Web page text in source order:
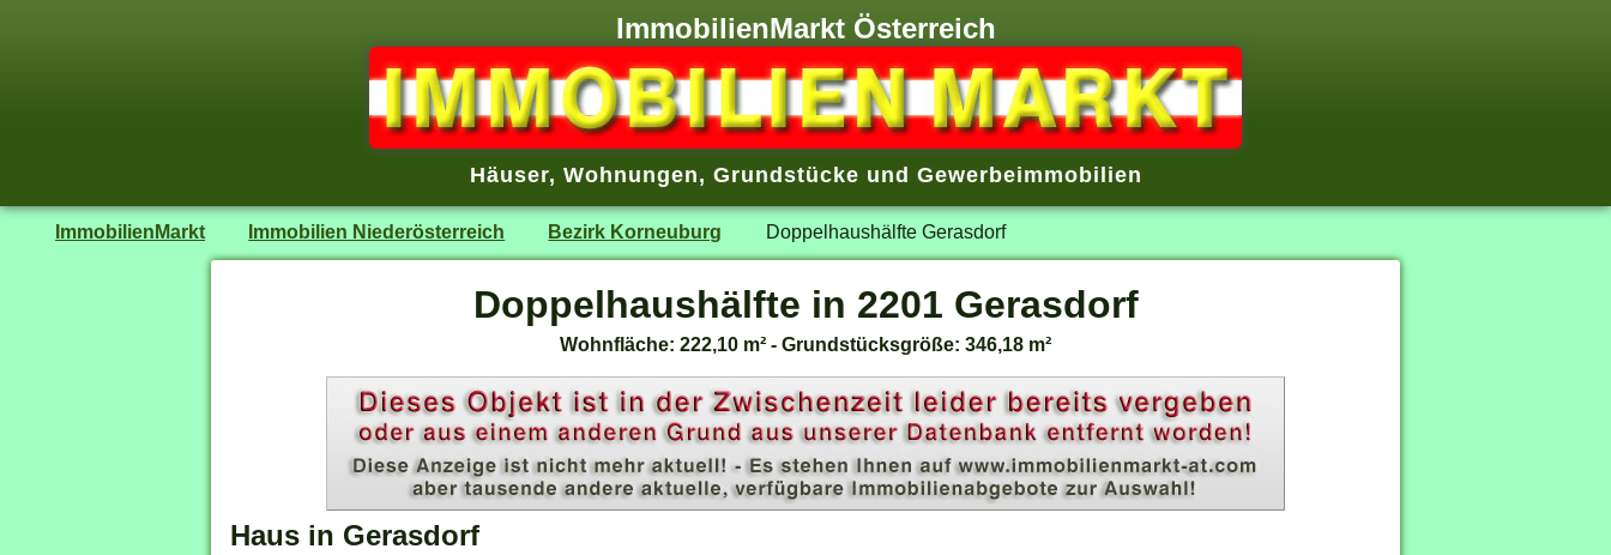
ImmobilienMarkt Österreich
Häuser, Wohnungen, Grundstücke und Gewerbeimmobilien
ImmobilienMarkt Immobilien Niederösterreich Bezirk Korneuburg Doppelhaushälfte Gerasdorf
Doppelhaushälfte in 2201 Gerasdorf
Wohnfläche: 222,10 m² - Grundstücksgröße: 346,18 m²
Haus in Gerasdorf